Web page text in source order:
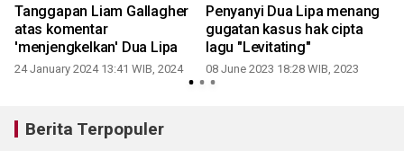
Tanggapan Liam Gallagher
atas komentar
'menjengkelkan' Dua Lipa
24 January 2024 13:41 WIB, 2024
Penyanyi Dua Lipa menang
gugatan kasus hak cipta
lagu "Levitating"
08 June 2023 18:28 WIB, 2023
Berita Terpopuler